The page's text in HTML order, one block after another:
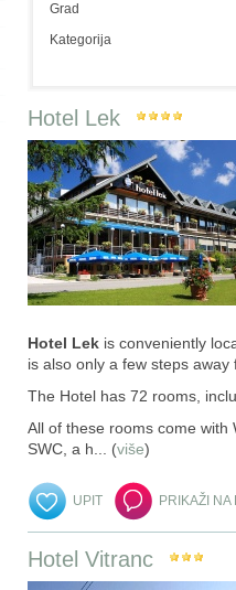
Grad
Kategorija
Hotel Lek
Hotel Lek is conveniently
is also only a few steps
The Hotel has 72 rooms,
All of these rooms come
SWC, a h ... (više)
UPIT PRIKAŽI NA
Hotel Vitranc